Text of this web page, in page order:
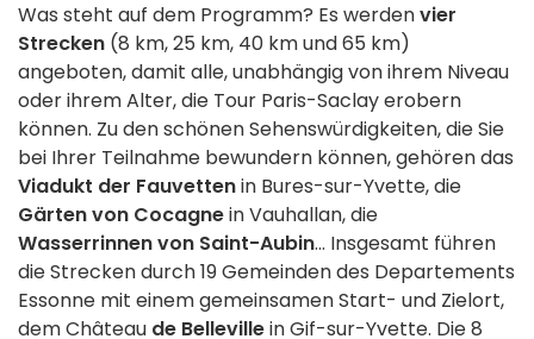
Was steht auf dem Programm? Es werdenvier
Strecken (8 km, 25 km, 40 km und 65 km)
angeboten, damit alle, unabhängig von ihrem Niveau
oder ihrem Alter, die Tour Paris-Saclay erobern
können. Zu den schönen Sehenswürdigkeiten, die Sie
bei Ihrer Teilnahme bewundern können, gehören das
Viadukt der Fauvettenin Bures-sur-Yvette, die
Gärten von Cocagnein Vauhallan, die
Wasserrinnen von Saint-Aubin... Insgesamt führen
die Strecken durch 19 Gemeinden des Departements
Essonne mit einem gemeinsamen Start- und Zielort,
dem Château de Bellevillein Gif-sur-Yvette. Die 8